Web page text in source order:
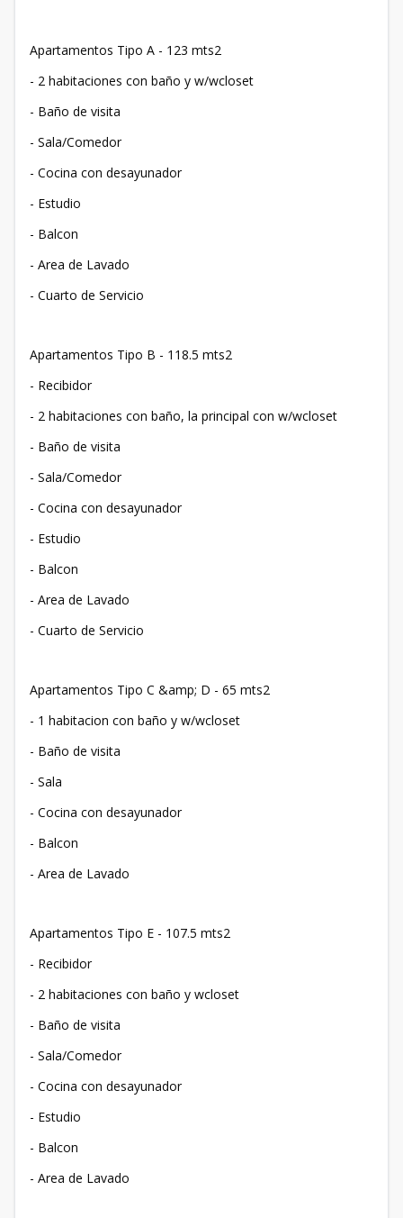
Apartamentos Tipo A - 123 mts2
- 2 habitaciones con baño y w/wcloset
- Baño de visita
- Sala/Comedor
- Cocina con desayunador
- Estudio
- Balcon
- Area de Lavado
- Cuarto de Servicio
Apartamentos Tipo B - 118.5 mts2
- Recibidor
- 2 habitaciones con baño, la principal con w/wcloset
- Baño de visita
- Sala/Comedor
- Cocina con desayunador
- Estudio
- Balcon
- Area de Lavado
- Cuarto de Servicio
Apartamentos Tipo C &amp; D - 65 mts2
- 1 habitacion con baño y w/wcloset
- Baño de visita
- Sala
- Cocina con desayunador
- Balcon
- Area de Lavado
Apartamentos Tipo E - 107.5 mts2
- Recibidor
- 2 habitaciones con baño y wcloset
- Baño de visita
- Sala/Comedor
- Cocina con desayunador
- Estudio
- Balcon
- Area de Lavado